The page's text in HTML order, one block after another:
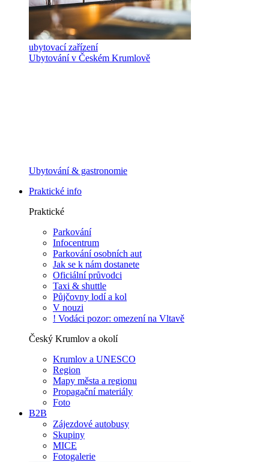
ubytovací zařízení
Ubytování v Českém Krumlově
Ubytování & gastronomie
Praktické info
Praktické
Parkování
Infocentrum
Parkování osobních aut
Jak se k nám dostanete
Oficiální průvodci
Taxi & shuttle
Půjčovny lodí a kol
V nouzi
! Vodáci pozor: omezení na Vltavě
Český Krumlov a okolí
Krumlov a UNESCO
Region
Mapy města a regionu
Propagační materiály
Foto
B2B
Zájezdové autobusy
Skupiny
MICE
Fotogalerie